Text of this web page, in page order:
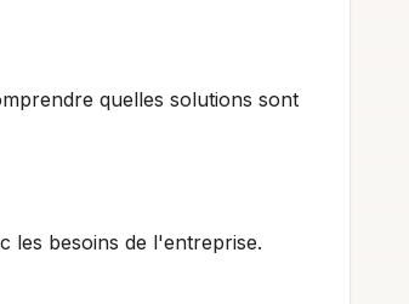
quelles solutions sont
les besoins de l'entreprise.